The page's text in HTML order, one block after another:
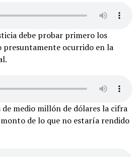
debe probar primero los
presuntamente ocurrido en la
de medio millón de dólares la cifra
de lo que no estaría rendido